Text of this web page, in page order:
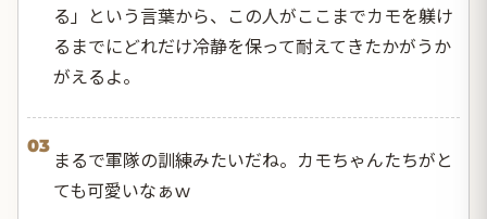
る」という言葉から、この人がここまでカモを躾け
るまでにどれだけ冷静を保って耐えてきたかがうか
がえるよ。
03
まるで軍隊の訓練みたいだね。カモちゃんたちがと
ても可愛いなぁｗ